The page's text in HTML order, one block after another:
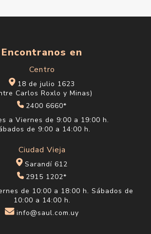
Encontranos en
Centro
18 de julio 1623
Carlos Roxlo y Minas)
2400 6660*
a Viernes de 9:00 a 19:00 h.
de 9:00 a 14:00 h.
Ciudad Vieja
Sarandí 612
2915 1202*
de 10:00 a 18:00 h. Sábados de
10:00 a 14:00 h.
info@saul.com.uy